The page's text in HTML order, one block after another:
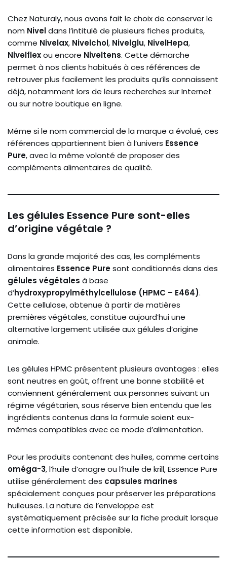
Chez Naturaly, nous avons fait le choix de conserver le
nom Niveldans l’intitulé de plusieurs fiches produits,
comme Nivelax, Nivelchol, Nivelglu, NivelHepa,
Nivelflexou encore Niveltens. Cette démarche
permet à nos clients habitués à ces références de
retrouver plus facilement les produits qu’ils connaissent
déjà, notamment lors de leurs recherches sur Internet
ou sur notre boutique en ligne.
Même si le nom commercial de la marque a évolué, ces
références appartiennent bien à l’univers Essence
Pure, avec la même volonté de proposer des
compléments alimentaires de qualité.
Les gélules Essence Pure sont-elles
d’origine végétale ?
Dans la grande majorité des cas, les compléments
alimentaires Essence Puresont conditionnés dans des
gélules végétales à base
d’hydroxypropylméthylcellulose (HPMC – E464).
Cette cellulose, obtenue à partir de matières
premières végétales, constitue aujourd’hui une
alternative largement utilisée aux gélules d’origine
animale.
Les gélules HPMC présentent plusieurs avantages : elles
sont neutres en goût, offrent une bonne stabilité et
conviennent généralement aux personnes suivant un
régime végétarien, sous réserve bien entendu que les
ingrédients contenus dans la formule soient eux-
mêmes compatibles avec ce mode d’alimentation.
Pour les produits contenant des huiles, comme certains
oméga-3, l’huile d’onagre ou l’huile de krill, Essence Pure
utilise généralement des capsules marines
spécialement conçues pour préserver les préparations
huileuses. La nature de l’enveloppe est
systématiquement précisée sur la fiche produit lorsque
cette information est disponible.